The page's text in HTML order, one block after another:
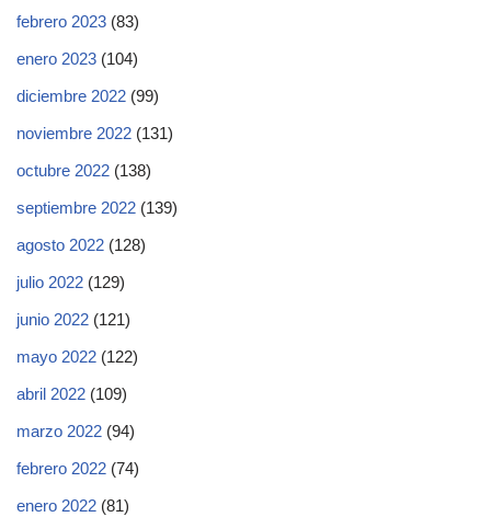
febrero 2023 (83)
enero 2023 (104)
diciembre 2022 (99)
noviembre 2022 (131)
octubre 2022 (138)
septiembre 2022 (139)
agosto 2022 (128)
julio 2022 (129)
junio 2022 (121)
mayo 2022 (122)
abril 2022 (109)
marzo 2022 (94)
febrero 2022 (74)
enero 2022 (81)